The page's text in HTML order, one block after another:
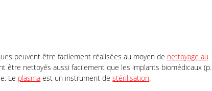
peuvent être facilement réalisées au moyen de nettoyage au
être nettoyés aussi facilement que les implants biomédicaux (p.
Le plasma est un instrument destérilisation.